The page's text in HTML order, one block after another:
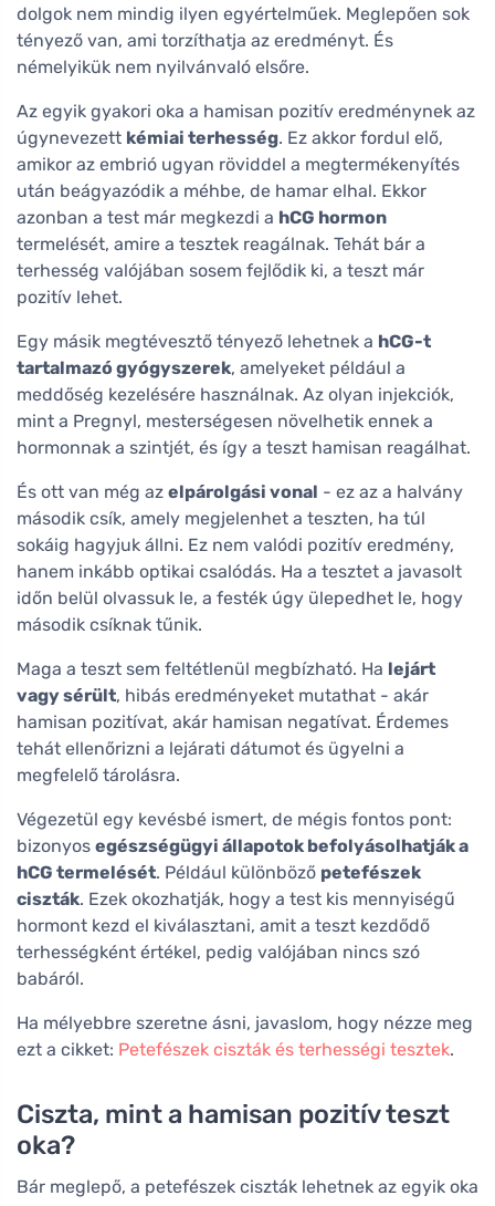
dolgok nem mindig ilyen egyértelműek. Meglepően sok
tényező van, ami torzíthatja az eredményt. És
némelyikük nem nyilvánvaló elsőre.
Az egyik gyakori oka a hamisan pozitív eredménynek az
úgynevezett kémiai terhesség. Ez akkor fordul elő,
amikor az embrió ugyan röviddel a megtermékenyítés
után beágyazódik a méhbe, de hamar elhal. Ekkor
azonban a test már megkezdi a hCG hormon
termelését, amire a tesztek reagálnak. Tehát bár a
terhesség valójában sosem fejlődik ki, a teszt már
pozitív lehet.
Egy másik megtévesztő tényező lehetnek a hCG-t
tartalmazó gyógyszerek, amelyeket például a
meddőség kezelésére használnak. Az olyan injekciók,
mint a Pregnyl, mesterségesen növelhetik ennek a
hormonnak a szintjét, és így a teszt hamisan reagálhat.
És ott van még az elpárolgási vonal - ez az a halvány
második csík, amely megjelenhet a teszten, ha túl
sokáig hagyjuk állni. Ez nem valódi pozitív eredmény,
hanem inkább optikai csalódás. Ha a tesztet a javasolt
időn belül olvassuk le, a festék úgy ülepedhet le, hogy
második csíknak tűnik.
Maga a teszt sem feltétlenül megbízható. Ha lejárt
vagy sérült, hibás eredményeket mutathat - akár
hamisan pozitívat, akár hamisan negatívat. Érdemes
tehát ellenőrizni a lejárati dátumot és ügyelni a
megfelelő tárolásra.
Végezetül egy kevésbé ismert, de mégis fontos pont:
bizonyos egészségügyi állapotok befolyásolhatják a
hCG termelését. Például különböző petefészek
ciszták. Ezek okozhatják, hogy a test kis mennyiségű
hormont kezd el kiválasztani, amit a teszt kezdődő
terhességként értékel, pedig valójában nincs szó
babáról.
Ha mélyebbre szeretne ásni, javaslom, hogy nézze meg
ezt a cikket: Petefészek ciszták és terhességi tesztek.
Ciszta, mint a hamisan pozitív teszt
oka?
Bár meglepő, a petefészek ciszták lehetnek az egyik oka